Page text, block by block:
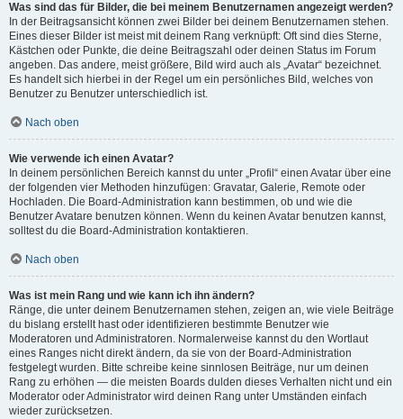
Was sind das für Bilder, die bei meinem Benutzernamen angezeigt werden?
In der Beitragsansicht können zwei Bilder bei deinem Benutzernamen stehen.
Eines dieser Bilder ist meist mit deinem Rang verknüpft: Oft sind dies Sterne,
Kästchen oder Punkte, die deine Beitragszahl oder deinen Status im Forum
angeben. Das andere, meist größere, Bild wird auch als „Avatar“ bezeichnet.
Es handelt sich hierbei in der Regel um ein persönliches Bild, welches von
Benutzer zu Benutzer unterschiedlich ist.
Nach oben
Wie verwende ich einen Avatar?
In deinem persönlichen Bereich kannst du unter „Profil“ einen Avatar über eine
der folgenden vier Methoden hinzufügen: Gravatar, Galerie, Remote oder
Hochladen. Die Board-Administration kann bestimmen, ob und wie die
Benutzer Avatare benutzen können. Wenn du keinen Avatar benutzen kannst,
solltest du die Board-Administration kontaktieren.
Nach oben
Was ist mein Rang und wie kann ich ihn ändern?
Ränge, die unter deinem Benutzernamen stehen, zeigen an, wie viele Beiträge
du bislang erstellt hast oder identifizieren bestimmte Benutzer wie
Moderatoren und Administratoren. Normalerweise kannst du den Wortlaut
eines Ranges nicht direkt ändern, da sie von der Board-Administration
festgelegt wurden. Bitte schreibe keine sinnlosen Beiträge, nur um deinen
Rang zu erhöhen — die meisten Boards dulden dieses Verhalten nicht und ein
Moderator oder Administrator wird deinen Rang unter Umständen einfach
wieder zurücksetzen.